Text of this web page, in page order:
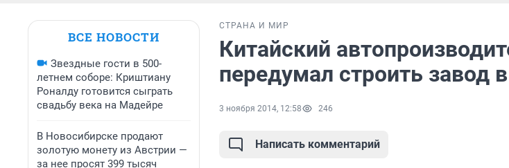
ВСЕ НОВОСТИ
Звездные гости в 500-
летнем соборе: Криштиану
Роналду готовится сыграть
свадьбу века на Мадейре
В Новосибирске продают
золотую монету из Австрии —
за нее просят 399 тысяч
СТРАНА И МИР
Китайский
передумал строить завод
3 ноября 2014, 12:58 246
Написать комментарий